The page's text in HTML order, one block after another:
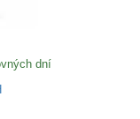
dní